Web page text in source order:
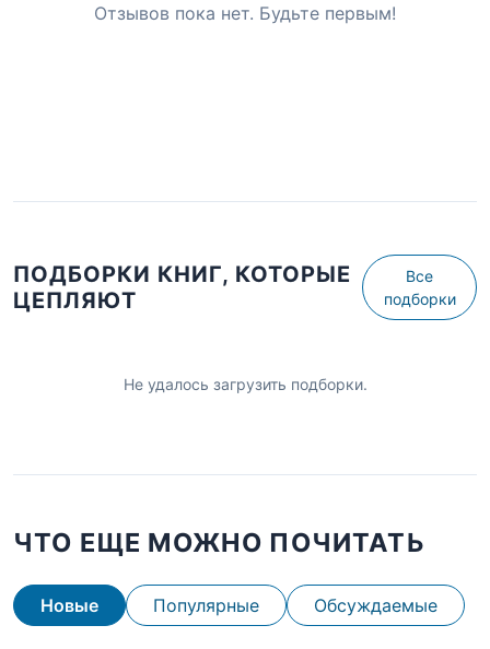
Отзывов пока нет. Будьте первым!
ПОДБОРКИ КНИГ, КОТОРЫЕ
ЦЕПЛЯЮТ
Все
подборки
Не удалось загрузить подборки.
ЧТО ЕЩЕ МОЖНО ПОЧИТАТЬ
Новые Популярные Обсуждаемые